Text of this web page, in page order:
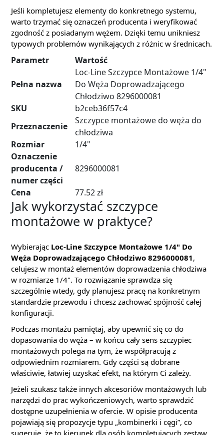
Jeśli kompletujesz elementy do konkretnego systemu,
warto trzymać się oznaczeń producenta i weryfikować
zgodność z posiadanym wężem. Dzięki temu unikniesz
typowych problemów wynikających z różnic w średnicach.
Parametr Wartość
Pełna nazwa
Loc-Line Szczypce Montażowe 1/4"
Do Węża Doprowadzającego
Chłodziwo 8296000081
SKU
b2ceb36f57c4
Przeznaczenie
Szczypce montażowe do węża do
chłodziwa
Rozmiar
1/4"
Oznaczenie
producenta /
numer części
8296000081
Cena 77.52 zł
Jak wykorzystać szczypce
montażowe w praktyce?
Wybierając Loc-Line Szczypce Montażowe 1/4" Do
Węża Doprowadzającego Chłodziwo 8296000081,
celujesz w montaż elementów doprowadzenia chłodziwa
w rozmiarze 1/4". To rozwiązanie sprawdza się
szczególnie wtedy, gdy planujesz pracę na konkretnym
standardzie przewodu i chcesz zachować spójność całej
konfiguracji.
Podczas montażu pamiętaj, aby upewnić się co do
dopasowania do węża – w końcu cały sens szczypiec
montażowych polega na tym, że współpracują z
odpowiednim rozmiarem. Gdy części są dobrane
właściwie, łatwiej uzyskać efekt, na którym Ci zależy.
Jeżeli szukasz także innych akcesoriów montażowych lub
narzędzi do prac wykończeniowych, warto sprawdzić
dostępne uzupełnienia w ofercie. W opisie producenta
pojawiają się propozycje typu „kombinerki i cęgi”, co
sugeruje, że to kierunek dla osób kompletujących zestaw